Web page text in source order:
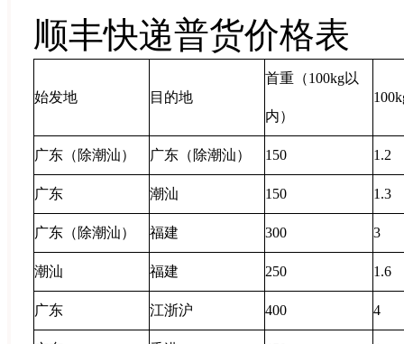
顺丰快递普货价格表
始发地 目的地
首重（100kg以
内）
广东（除潮汕） 广东（除潮汕） 150 1.2
广东 潮汕 150 1.3
广东（除潮汕） 福建 300 3
潮汕 福建 250 1.6
广东 江浙沪 400 4